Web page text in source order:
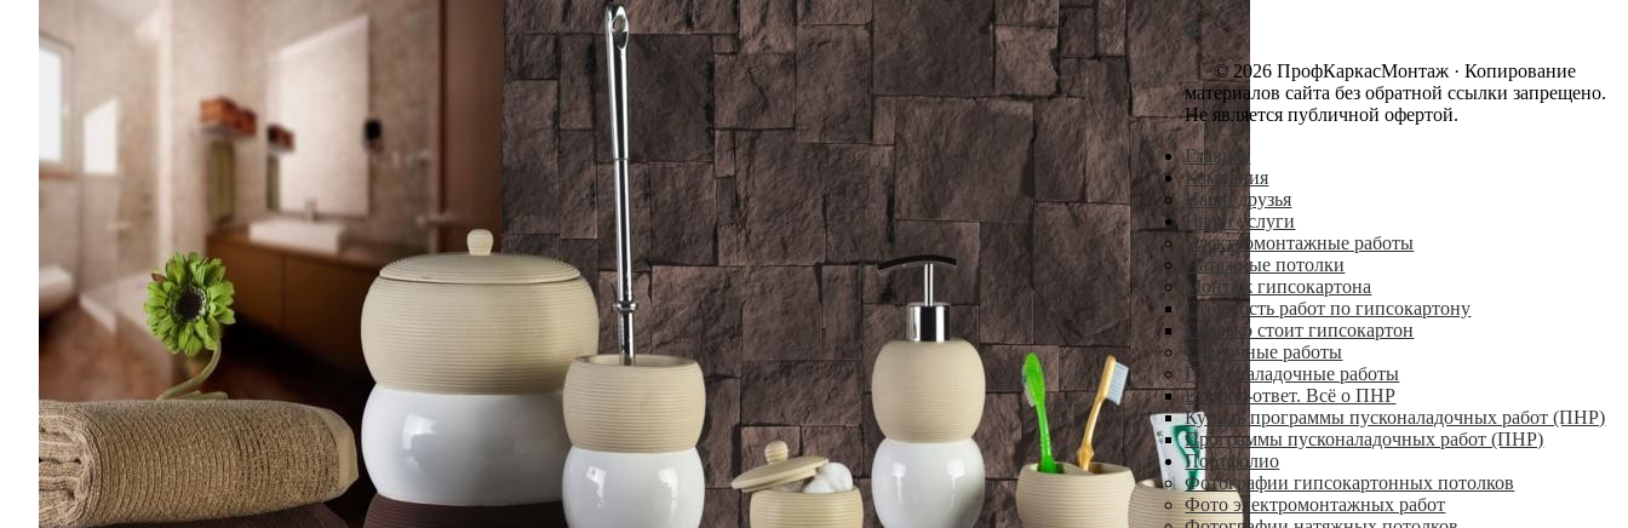
© 2026 ПрофКаркасМонтаж · Копирование
материалов сайта без обратной ссылки запрещено.
Не является публичной офертой.
Главная
Компания
Наши друзья
Наши услуги
Электромонтажные работы
Натяжные потолки
Монтаж гипсокартона
Стоимость работ по гипсокартону
Сколько стоит гипсокартон
Сварочные работы
Пусконаладочные работы
Вопрос-ответ. Всё о ПНР
Купить программы пусконаладочных работ (ПНР)
Программы пусконаладочных работ (ПНР)
Портфолио
Фотографии гипсокартонных потолков
Фото электромонтажных работ